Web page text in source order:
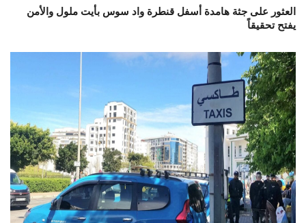
العثور على جثة هامدة أسفل قنطرة واد سوس بأيت ملول والأمن
يفتح تحقيقاً